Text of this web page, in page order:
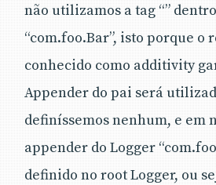
não utilizamos a tag “”
“com.foo.Bar”, isto porque o
conhecido como additivity
Appender do pai será
definíssemos nenhum, e em
appender do Logger
definido no root Logger, ou